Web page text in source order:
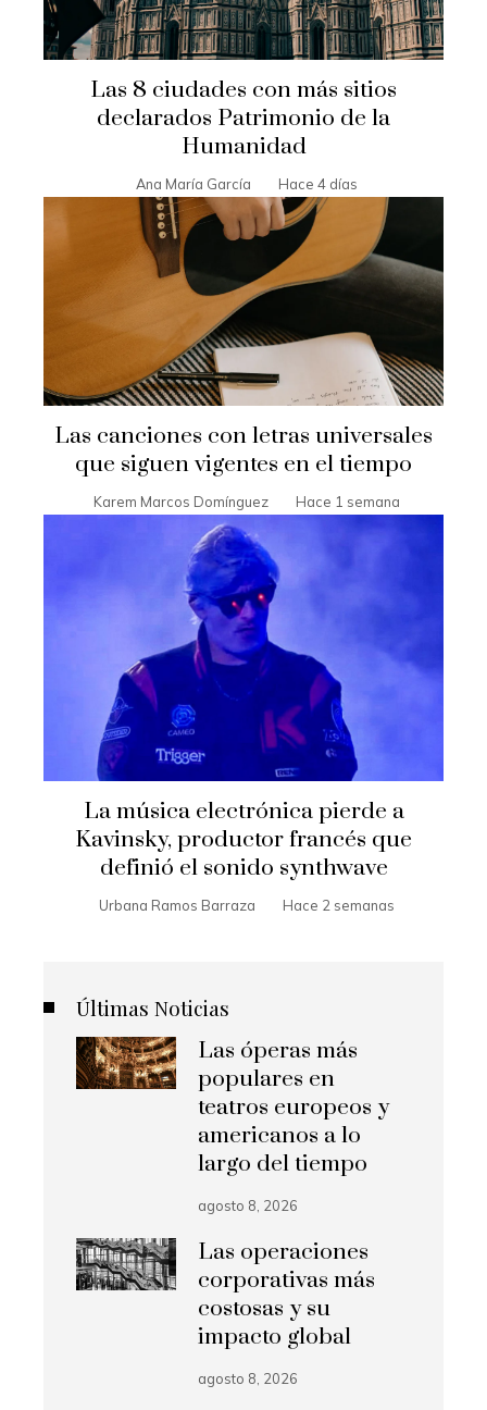
Las 8 ciudades con más sitios
declarados Patrimonio de la
Humanidad
Ana María García Hace 4 días
Las canciones con letras universales
que siguen vigentes en el tiempo
Karem Marcos Domínguez Hace 1 semana
La música electrónica pierde a
Kavinsky, productor francés que
definió el sonido synthwave
Urbana Ramos Barraza Hace 2 semanas
Últimas Noticias
Las óperas más
populares en
teatros europeos y
americanos a lo
largo del tiempo
agosto 8, 2026
Las operaciones
corporativas más
costosas y su
impacto global
agosto 8, 2026